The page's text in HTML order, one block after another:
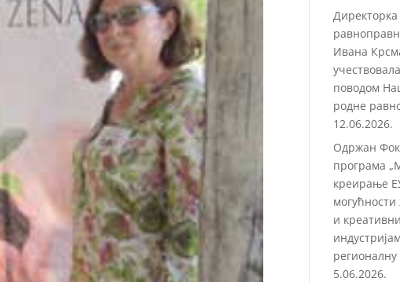
Директорка
Ивана
поводом
родне
12.06.2026.
Одржан
програма
креирање
могућности
и
5.06.2026.